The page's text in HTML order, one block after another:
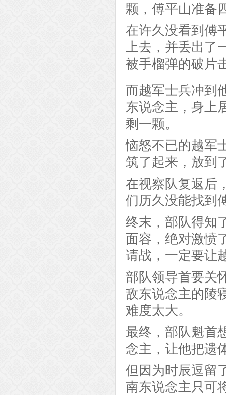
颗，傅平山准备
在许久没看到傅
上去，并丢出了
被手榴弹的破片
而越军士兵冲到
东说念主，身上
剩一颗。
恼怒不已的越军
筑了起来，放到
在视察队复返后
们历久没能找到
终末，部队得知
面容，绝对激愤
请战，一定要让
部队领导首要关
敌东说念主的陵
难度太大。
最终，部队魁首
念主，让他把遗
但因为时辰逗留
南东说念主只可